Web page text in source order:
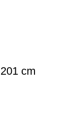
cm